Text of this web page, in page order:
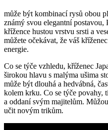
může⁢ být kombinací rysů obou
známý svou elegantní postavou,
křížence hustou vrstvu ⁣srsti a
můžete očekávat,‍ že váš
energie.
Co se týče vzhledu, kříženec
širokou hlavu ⁣s malýma ušima
může být dlouhá ‍a hedvábná,
⁤kolem krku. Co⁤ se týče povahy,
a oddaní ⁢svým majitelům.
učit novým trikům.